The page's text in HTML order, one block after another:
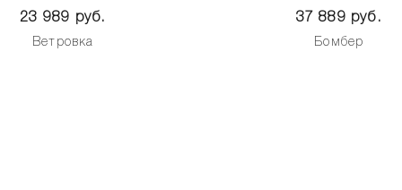
23 989 руб.
Ветровка
37 889 руб.
Бомбер